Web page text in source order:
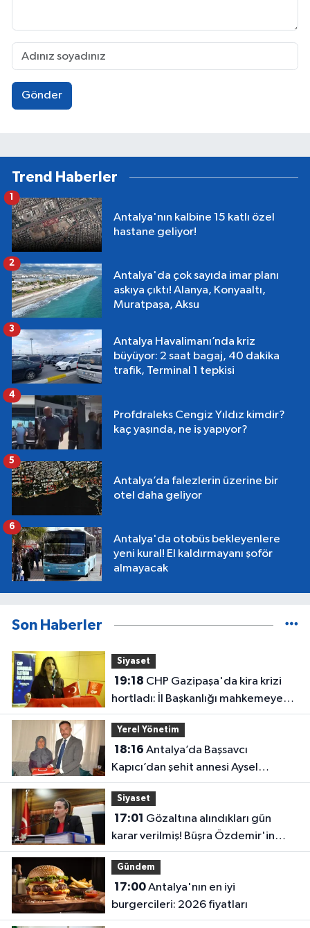
Gönder
Trend Haberler
Antalya'nın kalbine 15 katlı özel
hastane geliyor!
1
Antalya'da çok sayıda imar planı
askıya çıktı! Alanya, Konyaaltı,
Muratpaşa, Aksu
2
Antalya Havalimanı’nda kriz
büyüyor: 2 saat bagaj, 40 dakika
trafik, Terminal 1 tepkisi
3
Profdraleks Cengiz Yıldız kimdir?
kaç yaşında, ne iş yapıyor?
4
Antalya’da falezlerin üzerine bir
otel daha geliyor
5
Antalya'da otobüs bekleyenlere
yeni kural! El kaldırmayanı şoför
almayacak
6
Son Haberler
Siyaset
19:18
hortladı: İl Başkanlığı mahkemeye
gitti
Yerel Yönetim
18:16
Kapıcı’dan şehit annesi Aysel
Belen’e anlamlı ziyaret
Siyaset
17:01
karar verilmiş! Büşra Özdemir'in
oluru ortaya çıktı
Gündem
17:00Antalya'nın en iyi
burgercileri: 2026 fiyatları